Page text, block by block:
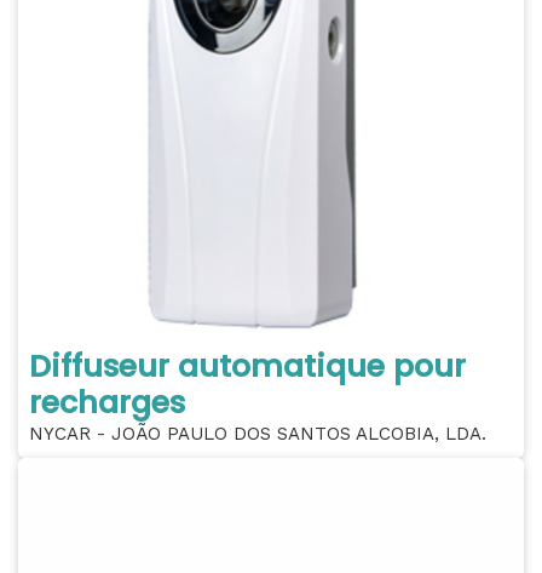
Diffuseur automatique pour
recharges
NYCAR - JOÃO PAULO DOS SANTOS ALCOBIA, LDA.